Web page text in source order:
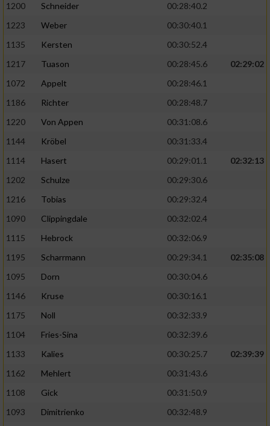
1200
Schneider
00:28:40.2
1223
Weber
00:30:40.1
1135
Kersten
00:30:52.4
1217
Tuason 00:28:45.6
02:29:02
1072
Appelt
00:28:46.1
1186
Richter
00:28:48.7
1220
Von Appen
00:31:08.6
1144
Kröbel
00:31:33.4
1114
Hasert 00:29:01.1
02:32:13
1202
Schulze
00:29:30.6
1216
Tobias
00:29:32.4
1090
Clippingdale
00:32:02.4
1115
Hebrock
00:32:06.9
1195
Scharrmann 00:29:34.1
02:35:08
1095
Dorn
00:30:04.6
1146
Kruse
00:30:16.1
1175
Noll
00:32:33.9
1104
Fries-Sina
00:32:39.6
1133
Kalies 00:30:25.7
02:39:39
1162
Mehlert
00:31:43.6
1108
Gick
00:31:50.9
1093
Dimitrienko 00:32:48.9